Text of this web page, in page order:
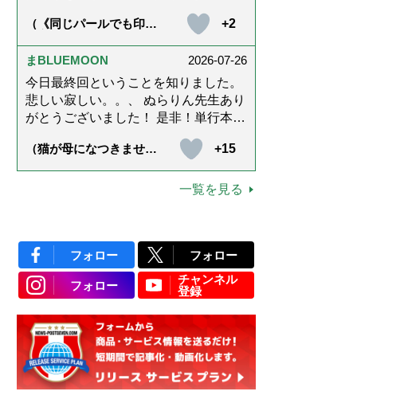
た。
は、盆踊りのお姿が好きなんですね。
以上です。
（《同じパールでも印象
学ぶ「大人の夏ネックレ
ス」上品＆涼しげに見せ
+2
まBLUEMOON
2026-07-26
今日最終回ということを知りました。
悲しい寂しい。。、 ぬらりん先生あり
がとうございました！ 是非！単行本に
様に。 お願いしますm(_ _)m
（猫が母になつきませ
う」【最終話】）
+15
一覧を見る
フォロー フォロー
フォロー
チャンネル
登録